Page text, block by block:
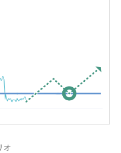
オ